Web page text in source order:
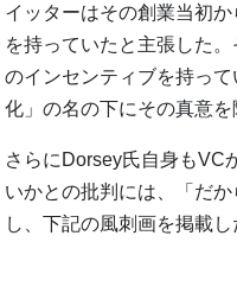
イッターはその創業当初
を持っていたと主張した
のインセンティブを持っ
化」の名の下にその真意を
さらにDorsey氏自身もVC
いかとの批判には、「だ
し、下記の風刺画を掲載し